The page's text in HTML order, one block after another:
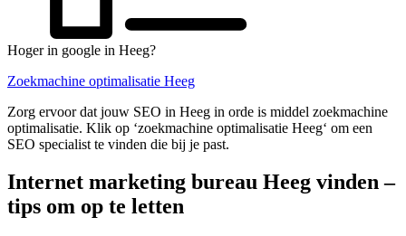
Hoger in google in Heeg?
Zoekmachine optimalisatie Heeg
Zorg ervoor dat jouw SEO in Heeg in orde is middel zoekmachine
optimalisatie. Klik op ‘zoekmachine optimalisatie Heeg‘ om een
SEO specialist te vinden die bij je past.
Internet marketing bureau Heeg vinden –
tips om op te letten